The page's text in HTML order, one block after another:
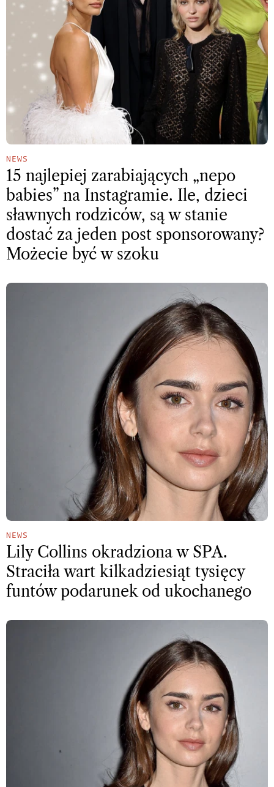
NEWS
15 najlepiej zarabiających „nepo
babies” na Instagramie. Ile, dzieci
sławnych rodziców, są w stanie
dostać za jeden post sponsorowany?
Możecie być w szoku
NEWS
Lily Collins okradziona w SPA.
Straciła wart kilkadziesiąt tysięcy
funtów podarunek od ukochanego